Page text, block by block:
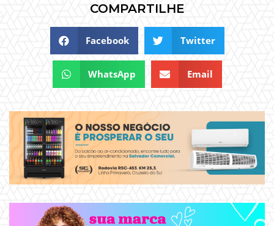
COMPARTILHE
Facebook Twitter
WhatsApp Email